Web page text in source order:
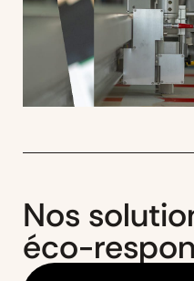
Nos
éco-